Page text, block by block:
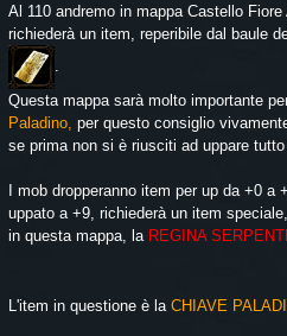
Al 110 andremo in mappa Castello
richiederà un item, reperibile dal baule
.
Questa mappa sarà molto importante
Paladino, per questo consiglio
se prima non si è riusciti ad uppare
I mob dropperanno item per up da +0 a
uppato a +9, richiederà un item
in questa mappa, la REGINA
L'item in questione è la CHIAVE